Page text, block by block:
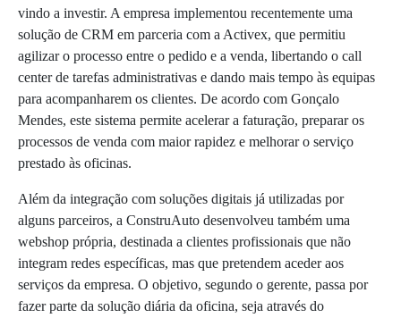
vindo a investir. A empresa implementou recentemente uma
solução de CRM em parceria com a Activex, que permitiu
agilizar o processo entre o pedido e a venda, libertando o call
center de tarefas administrativas e dando mais tempo às equipas
para acompanharem os clientes. De acordo com Gonçalo
Mendes, este sistema permite acelerar a faturação, preparar os
processos de venda com maior rapidez e melhorar o serviço
prestado às oficinas.
Além da integração com soluções digitais já utilizadas por
alguns parceiros, a ConstruAuto desenvolveu também uma
webshop própria, destinada a clientes profissionais que não
integram redes específicas, mas que pretendem aceder aos
serviços da empresa. O objetivo, segundo o gerente, passa por
fazer parte da solução diária da oficina, seja através do